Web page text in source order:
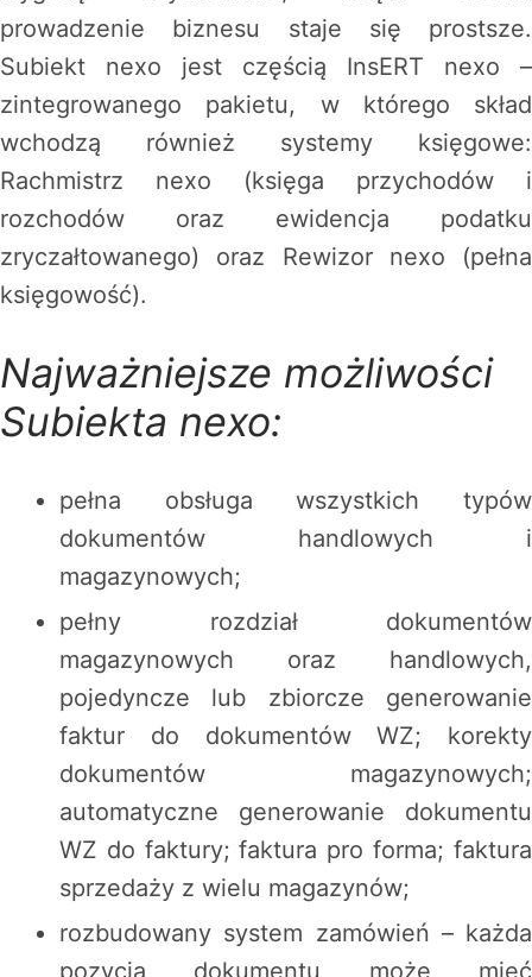
prowadzenie biznesu staje się prostsze.
Subiekt nexo jest częścią InsERT nexo –
zintegrowanego pakietu, w którego skład
wchodzą również systemy księgowe:
Rachmistrz nexo (księga przychodów i
rozchodów oraz ewidencja podatku
zryczałtowanego) oraz Rewizor nexo (pełna
księgowość).
Najważniejsze możliwości
Subiekta nexo:
pełna obsługa wszystkich typów
dokumentów handlowych i
magazynowych;
pełny rozdział dokumentów
magazynowych oraz handlowych,
pojedyncze lub zbiorcze generowanie
faktur do dokumentów WZ; korekty
dokumentów magazynowych;
automatyczne generowanie dokumentu
WZ do faktury; faktura pro forma; faktura
sprzedaży z wielu magazynów;
rozbudowany system zamówień – każda
pozycja dokumentu może mieć